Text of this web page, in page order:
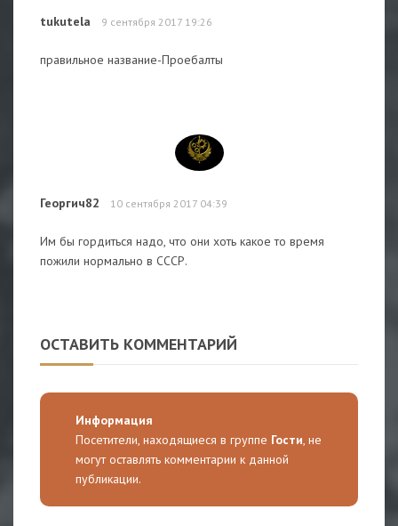
tukutela 9 сентября 2017 19:26
правильное название-Проебалты
Георгич82 10 сентября 2017 04:39
Им бы гордиться надо, что они хоть какое то время
пожили нормально в СССР.
ОСТАВИТЬ КОММЕНТАРИЙ
Информация
Посетители, находящиеся в группе Гости, не
могут оставлять комментарии к данной
публикации.